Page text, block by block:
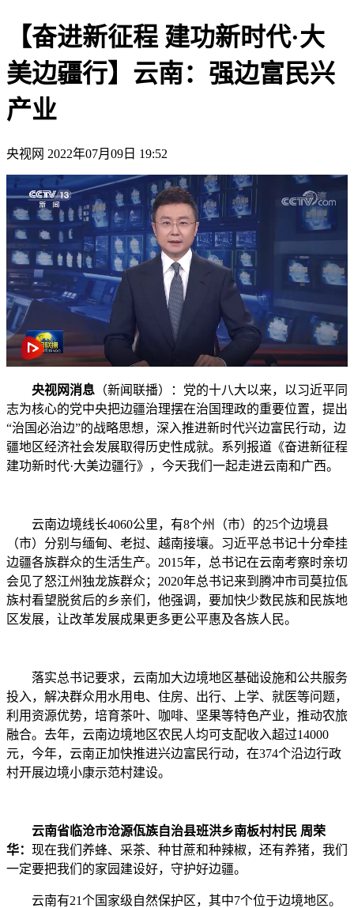
【奋进新征程 建功新时代·大
美边疆行】云南：强边富民兴
产业
央视网 2022年07月09日 19:52
央视网消息 （新闻联播）：党的十八大以来，以习近平同
志为核心的党中央把边疆治理摆在治国理政的重要位置，提出
“治国必治边”的战略思想，深入推进新时代兴边富民行动，边
疆地区经济社会发展取得历史性成就。系列报道《奋进新征程
建功新时代·大美边疆行》，今天我们一起走进云南和广西。
云南边境线长4060公里，有8个州（市）的25个边境县
（市）分别与缅甸、老挝、越南接壤。习近平总书记十分牵挂
边疆各族群众的生活生产。2015年，总书记在云南考察时亲切
会见了怒江州独龙族群众；2020年总书记来到腾冲市司莫拉佤
族村看望脱贫后的乡亲们，他强调，要加快少数民族和民族地
区发展，让改革发展成果更多更公平惠及各族人民。
落实总书记要求，云南加大边境地区基础设施和公共服务
投入，解决群众用水用电、住房、出行、上学、就医等问题，
利用资源优势，培育茶叶、咖啡、坚果等特色产业，推动农旅
融合。去年，云南边境地区农民人均可支配收入超过14000
元，今年，云南正加快推进兴边富民行动，在374个沿边行政
村开展边境小康示范村建设。
云南省临沧市沧源佤族自治县班洪乡南板村村民 周荣
华： 现在我们养蜂、采茶、种甘蔗和种辣椒，还有养猪，我们
一定要把我们的家园建设好，守护好边疆。
云南有21个国家级自然保护区，其中7个位于边境地区。